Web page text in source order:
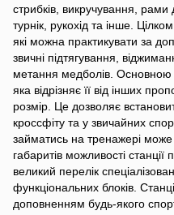
стрибків, викручування, рами
турнік, рукохід та інше.
які можна практикувати за
звичні підтягування,
метання медболів. Основною
яка відрізняє її від інших
розмір. Це дозволяє
кроссфіту та у звичайних
займатись на тренажері може
габаритів можливості
великий перелік
функціональних блоків.
доповненням будь-якого